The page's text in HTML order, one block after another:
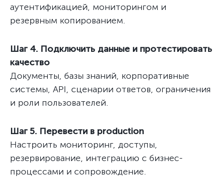
аутентификацией, мониторингом и
резервным копированием.
Шаг 4. Подключить данные и протестировать
качество
Документы, базы знаний, корпоративные
системы, API, сценарии ответов, ограничения
и роли пользователей.
Шаг 5. Перевести в production
Настроить мониторинг, доступы,
резервирование, интеграцию с бизнес-
процессами и сопровождение.